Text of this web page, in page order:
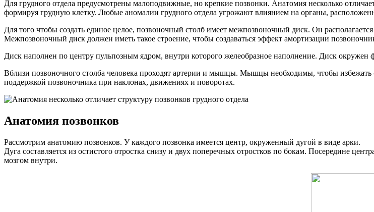
Для грудного отдела предусмотрены малоподвижные, но крепкие позвонки. Анатомия несколько
формируя грудную клетку. Любые аномалии грудного отдела угрожают влиянием на органы,
Для того чтобы создать единое целое, позвоночный столб имеет межпозвоночный диск. Он
Межпозвоночный диск должен иметь такое строение, чтобы создаваться эффект амортизации
Диск наполнен по центру пульпозным ядром, внутри которого желеобразное наполнение. Диск
Вблизи позвоночного столба человека проходят артерии и мышцы. Мышцы необходимы, чтобы
поддержкой позвоночника при наклонах, движениях и поворотах.
Анатомия позвонков
Рассмотрим анатомию позвонков. У каждого позвонка имеется центр, окруженный дугой в виде арки.
Дуга составляется из остистого отростка снизу и двух поперечных отростков по бокам. Посередине
мозгом внутри.